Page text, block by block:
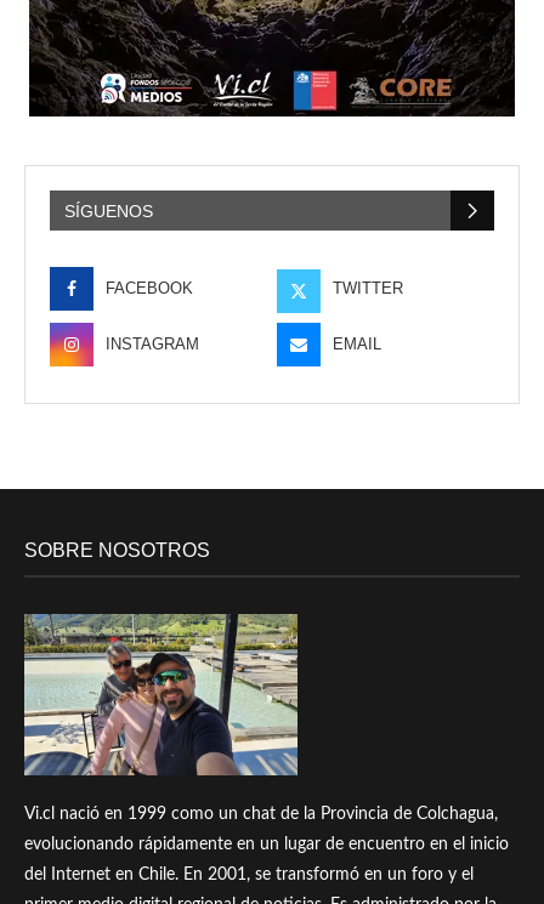
SÍGUENOS
FACEBOOK TWITTER
INSTAGRAM EMAIL
SOBRE NOSOTROS
Vi.cl nació en 1999 como un chat de la Provincia de Colchagua,
evolucionando rápidamente en un lugar de encuentro en el inicio
del Internet en Chile. En 2001, se transformó en un foro y el